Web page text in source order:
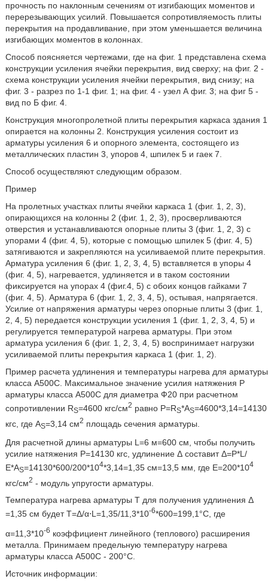
прочность по наклонным сечениям от изгибающих моментов и
перерезывающих усилий. Повышается сопротивляемость плиты
перекрытия на продавливание, при этом уменьшается величина
изгибающих моментов в колоннах.
Способ поясняется чертежами, где на фиг. 1 представлена схема
конструкции усиления ячейки перекрытия, вид сверху; на фиг. 2 -
схема конструкции усиления ячейки перекрытия, вид снизу; на
фиг. 3 - разрез по 1-1 фиг. 1; на фиг. 4 - узел А фиг. 3; на фиг 5 -
вид по Б фиг. 4.
Конструкция многопролетной плиты перекрытия каркаса здания 1
опирается на колонны 2. Конструкция усиления состоит из
арматуры усиления 6 и опорного элемента, состоящего из
металлических пластин 3, упоров 4, шпилек 5 и гаек 7.
Способ осуществляют следующим образом.
Пример
На пролетных участках плиты ячейки каркаса 1 (фиг. 1, 2, 3),
опирающихся на колонны 2 (фиг. 1, 2, 3), просверливаются
отверстия и устанавливаются опорные плиты 3 (фиг. 1, 2, 3) с
упорами 4 (фиг. 4, 5), которые с помощью шпилек 5 (фиг. 4, 5)
затягиваются и закрепляются на усиливаемой плите перекрытия.
Арматура усиления 6 (фиг. 1, 2, 3, 4, 5) вставляется в упоры 4
(фиг. 4, 5), нагревается, удлиняется и в таком состоянии
фиксируется на упорах 4 (фиг.4, 5) с обоих концов гайками 7
(фиг. 4, 5). Арматура 6 (фиг. 1, 2, 3, 4, 5), остывая, напрягается.
Усилие от напряжения арматуры через опорные плиты 3 (фиг. 1,
2, 4, 5) передается конструкции усиления 1 (фиг. 1, 2, 3, 4, 5) и
регулируется температурой нагрева арматуры. При этом
арматура усиления 6 (фиг. 1, 2, 3, 4, 5) воспринимает нагрузки
усиливаемой плиты перекрытия каркаса 1 (фиг. 1, 2).
Пример расчета удлинения и температуры нагрева для арматуры
класса А500С. Максимальное значение усилия натяжения Р
арматуры класса А500С для диаметра Ф20 при расчетном
сопротивлении RS=4600 кгс/см2 равно Р=RS*AS=4600*3,14=14130
кгс, где AS=3,14 см2 площадь сечения арматуры.
Для расчетной длины арматуры L=6 м=600 см, чтобы получить
усилие натяжения Р=14130 кгс, удлинение Δсоставит Δ=Р*L/
Е*AS=14130*600/200*104*3,14=1,35 см=13,5 мм, где Е=200*104
кгс/см2 - модуль упругости арматуры.
Температура нагрева арматуры Т для получения удлинения Δ
=1,35 см будет T=Δ/α⋅L=1,35/11,3*10-6*600=199,1°С, где
α=11,3*10-6 коэффициент линейного (теплового) расширения
металла. Принимаем предельную температуру нагрева
арматуры класса А500С - 200°С.
Источник информации: